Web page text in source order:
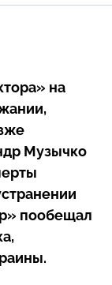
на
Музычко
пообещал